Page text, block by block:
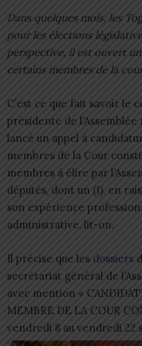
Dans quelques mois, les
pour les élections
perspective, il est ouvert
certains membres de la
C’est ce que fait savoir le
présidente de
lancé un appel à
membres de la Cour
membres à élire par
députés, dont un (1), en
son expérience
administrative, lit-on.
Il précise que les dossiers
secrétariat général de
avec mention «
MEMBRE DE LA COUR
vendredi 8 au vendredi 22